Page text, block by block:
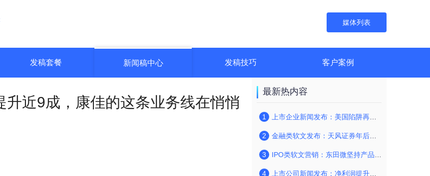
媒体列表
发稿套餐 新闻稿中心 发稿技巧 客户案例
升近9成，康佳的这条业务线在悄悄
最新热内容
1 上市企业新闻发布：美国陷阱再现，美司法部起诉海能达背后缘由
2 金融类软文发布：天风证券年后再次走进校园，开展投资者教育系列活动
3 IPO类软文营销：东田微坚持产品创新，顺应行业潮流巩固研发优势
4 上市公司新闻发布：净利润提升近9成，康佳的这条业务线在悄悄长大